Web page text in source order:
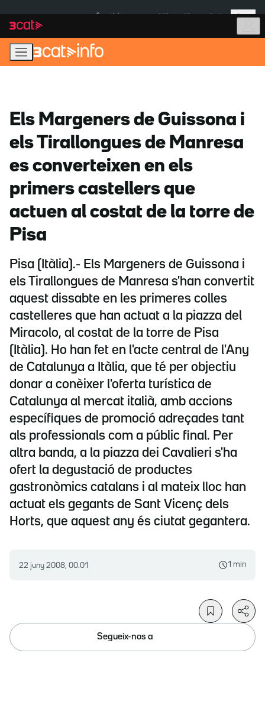
navegació
principal
contingut
Més
Els Margeners de Guissona i
els Tirallongues de Manresa
es converteixen en els
primers castellers que
actuen al costat de la torre de
Pisa
Pisa (Itàlia).- Els Margeners de Guissona i
els Tirallongues de Manresa s'han convertit
aquest dissabte en les primeres colles
castelleres que han actuat a la piazza del
Miracolo, al costat de la torre de Pisa
(Itàlia). Ho han fet en l'acte central de l'Any
de Catalunya a Itàlia, que té per objectiu
donar a conèixer l'oferta turística de
Catalunya al mercat italià, amb accions
específiques de promoció adreçades tant
als professionals com a públic final. Per
altra banda, a la piazza dei Cavalieri s'ha
ofert la degustació de productes
gastronòmics catalans i al mateix lloc han
actuat els gegants de Sant Vicenç dels
Horts, que aquest any és ciutat gegantera.
22 juny 2008, 00.01 1 min
Segueix-nos a